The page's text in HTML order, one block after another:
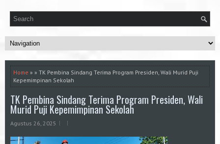
Home » » TK Pembina Sindang Terima Program Presiden, Wali Murid Puji
Kepemimpinan Sekolah
TK Pembina Sindang Terima Program Presiden, Wali
Murid Puji Kepemimpinan Sekolah
Agustus 26, 2025